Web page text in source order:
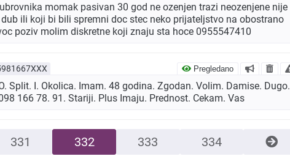
momak pasivan 30 god ne ozenjen trazi neozenjene nije
ili koji bi bili spremni doc stec neko prijateljstvo na obostrano
poziv molim diskretne koji znaju sta hoce 0955547410
Pregledano
Split. I. Okolica. Imam. 48 godina. Zgodan. Volim. Damise. Dugo.
166 78. 91. Stariji. Plus Imaju. Prednost. Cekam. Vas
331 332 333 334